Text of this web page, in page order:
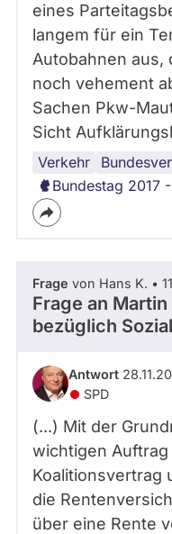
eines
langem für ein
Autobahnen aus,
noch vehement
Sachen Pkw-
Sicht
Verkehr
Bundestag
Koalition
Bundesregierung
Bundestag 2017
Frage von Hans K. •
Frage an
bezüglich
Antwort
SPD
(...) Mit der
wichtigen Auftrag
Koalitionsvertrag
die
über eine Rente